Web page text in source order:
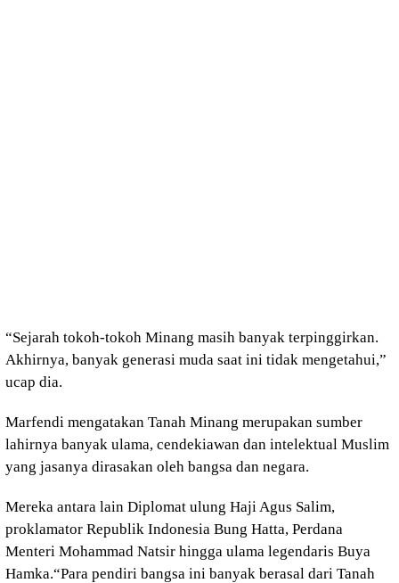
“Sejarah tokoh-tokoh Minang masih banyak terpinggirkan.
Akhirnya, banyak generasi muda saat ini tidak mengetahui,”
ucap dia.
Marfendi mengatakan Tanah Minang merupakan sumber
lahirnya banyak ulama, cendekiawan dan intelektual Muslim
yang jasanya dirasakan oleh bangsa dan negara.
Mereka antara lain Diplomat ulung Haji Agus Salim,
proklamator Republik Indonesia Bung Hatta, Perdana
Menteri Mohammad Natsir hingga ulama legendaris Buya
Hamka.“Para pendiri bangsa ini banyak berasal dari Tanah